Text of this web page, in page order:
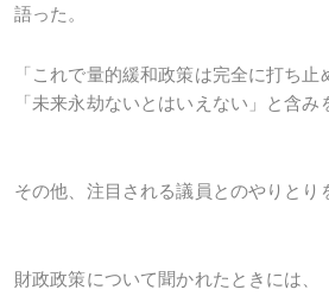
語った。
「これで量的緩和政策は完全に打ち
「未来永劫ないとはいえない」と含み
その他、注目される議員とのやりとり
財政政策について聞かれたときには、